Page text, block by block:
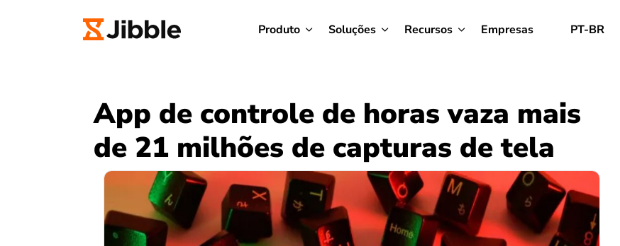
Produto Soluções Recursos Empresas PT-BR
App de controle de horas vaza mais
de 21 milhões de capturas de tela